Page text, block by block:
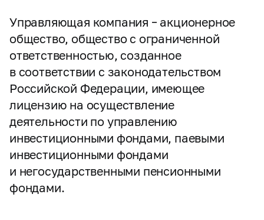
Управляющая компания – акционерное
общество, общество с ограниченной
ответственностью, созданное
в соответствии с законодательством
Российской Федерации, имеющее
лицензию на осуществление
деятельности по управлению
инвестиционными фондами, паевыми
инвестиционными фондами
и негосударственными пенсионными
фондами.